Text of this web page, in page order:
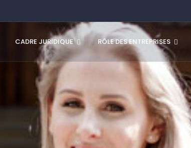
CADRE JURIDIQUE RÔLE DES ENTREPRISES